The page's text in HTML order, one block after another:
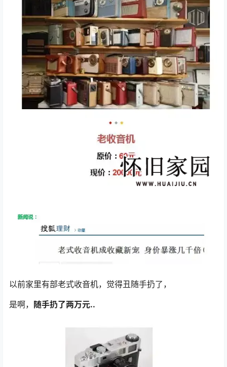
以前家里有部老式收音机，觉得丑随手扔了，
是啊， 随手扔了两万元..